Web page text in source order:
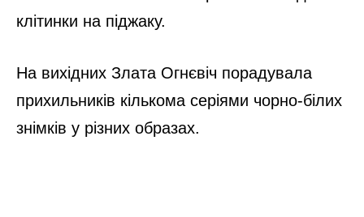
клітинки на піджаку.
На вихідних Злата Огнєвіч порадувала
прихильників кількома серіями чорно-білих
знімків у різних образах.